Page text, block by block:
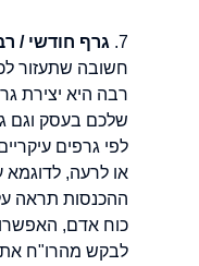
7. גרף חודשי /
חשובה שתעזור
רבה היא יצירת
שלכם בעסק וגם
לפי גרפים
או לרעה, לדוגמא
ההכנסות תראה
כוח אדם,
לבקש מהרו"ח את